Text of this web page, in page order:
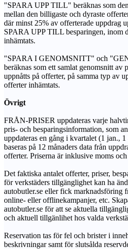
"SPARA UPP TILL" beräknas som
mellan den billigaste och dyraste
där minst 25% av offerterade uppdrag
SPARA UPP TILL besparingen, inom
inhämtats.
"SPARA I GENOMSNITT" och
beräknas som ett samlat genomsnitt av
uppnåtts på offerter, på samma typ av
offerter inhämtats.
Övrigt
FRÅN-PRISER uppdateras varje
pris- och besparingsinformation, som
uppdateras en gång i kvartalet (1 jan.,
baseras på 12 månaders data från
offerter. Priserna är inklusive moms
Det faktiska antalet offerter, priser,
för verkstäders tillgänglighet kan ha
autobutler.se eller fick marknadsföring
online- eller offlinekampanjer, etc.
autobutler.se för att se aktuella
och aktuell tillgänlihet hos valda
Reservation tas för fel och brister i
beskrivningar samt för slutsålda